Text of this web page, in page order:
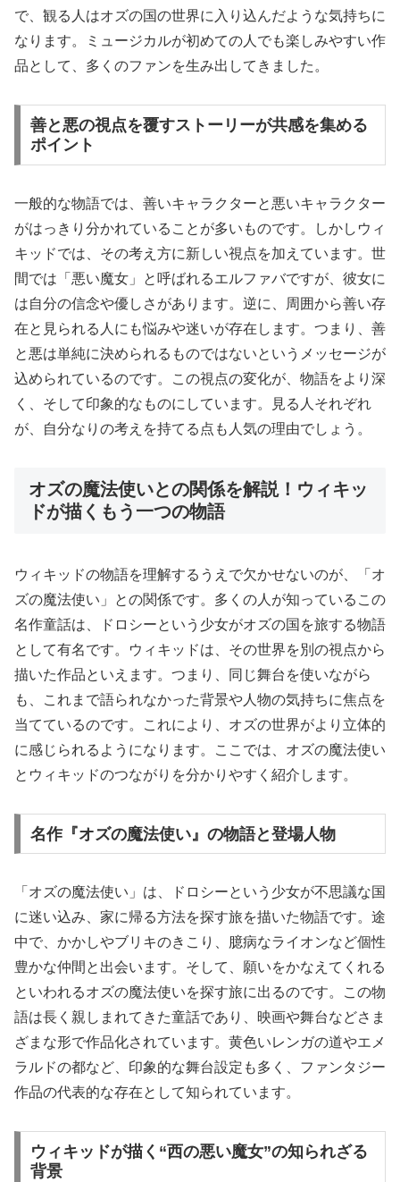
で、観る人はオズの国の世界に入り込んだような気持ちに
なります。ミュージカルが初めての人でも楽しみやすい作
品として、多くのファンを生み出してきました。
善と悪の視点を覆すストーリーが共感を集める
ポイント
一般的な物語では、善いキャラクターと悪いキャラクター
がはっきり分かれていることが多いものです。しかしウィ
キッドでは、その考え方に新しい視点を加えています。世
間では「悪い魔女」と呼ばれるエルファバですが、彼女に
は自分の信念や優しさがあります。逆に、周囲から善い存
在と見られる人にも悩みや迷いが存在します。つまり、善
と悪は単純に決められるものではないというメッセージが
込められているのです。この視点の変化が、物語をより深
く、そして印象的なものにしています。見る人それぞれ
が、自分なりの考えを持てる点も人気の理由でしょう。
オズの魔法使いとの関係を解説！ウィキッ
ドが描くもう一つの物語
ウィキッドの物語を理解するうえで欠かせないのが、「オ
ズの魔法使い」との関係です。多くの人が知っているこの
名作童話は、ドロシーという少女がオズの国を旅する物語
として有名です。ウィキッドは、その世界を別の視点から
描いた作品といえます。つまり、同じ舞台を使いながら
も、これまで語られなかった背景や人物の気持ちに焦点を
当てているのです。これにより、オズの世界がより立体的
に感じられるようになります。ここでは、オズの魔法使い
とウィキッドのつながりを分かりやすく紹介します。
名作『オズの魔法使い』の物語と登場人物
「オズの魔法使い」は、ドロシーという少女が不思議な国
に迷い込み、家に帰る方法を探す旅を描いた物語です。途
中で、かかしやブリキのきこり、臆病なライオンなど個性
豊かな仲間と出会います。そして、願いをかなえてくれる
といわれるオズの魔法使いを探す旅に出るのです。この物
語は長く親しまれてきた童話であり、映画や舞台などさま
ざまな形で作品化されています。黄色いレンガの道やエメ
ラルドの都など、印象的な舞台設定も多く、ファンタジー
作品の代表的な存在として知られています。
ウィキッドが描く“西の悪い魔女”の知られざる
背景